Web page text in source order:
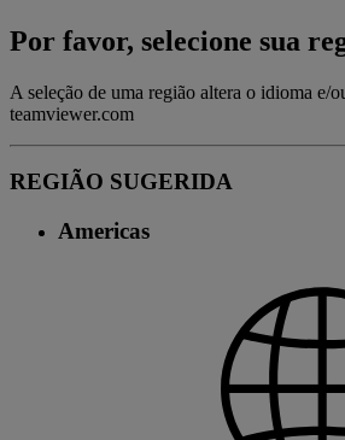
Por favor, selecione sua
A seleção de uma região altera o idioma e/
teamviewer.com
REGIÃO SUGERIDA
Americas